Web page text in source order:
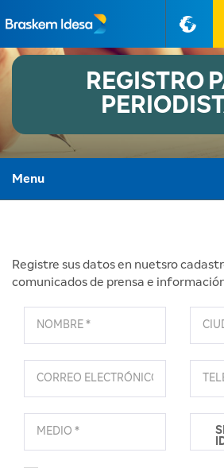
PT-BR
REGISTRO
Menu
Registre sus datos en nuetsro
comunicados de prensa e